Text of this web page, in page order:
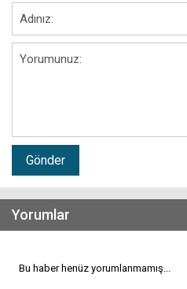
Gönder
Yorumlar
Bu haber henüz yorumlanmamış...